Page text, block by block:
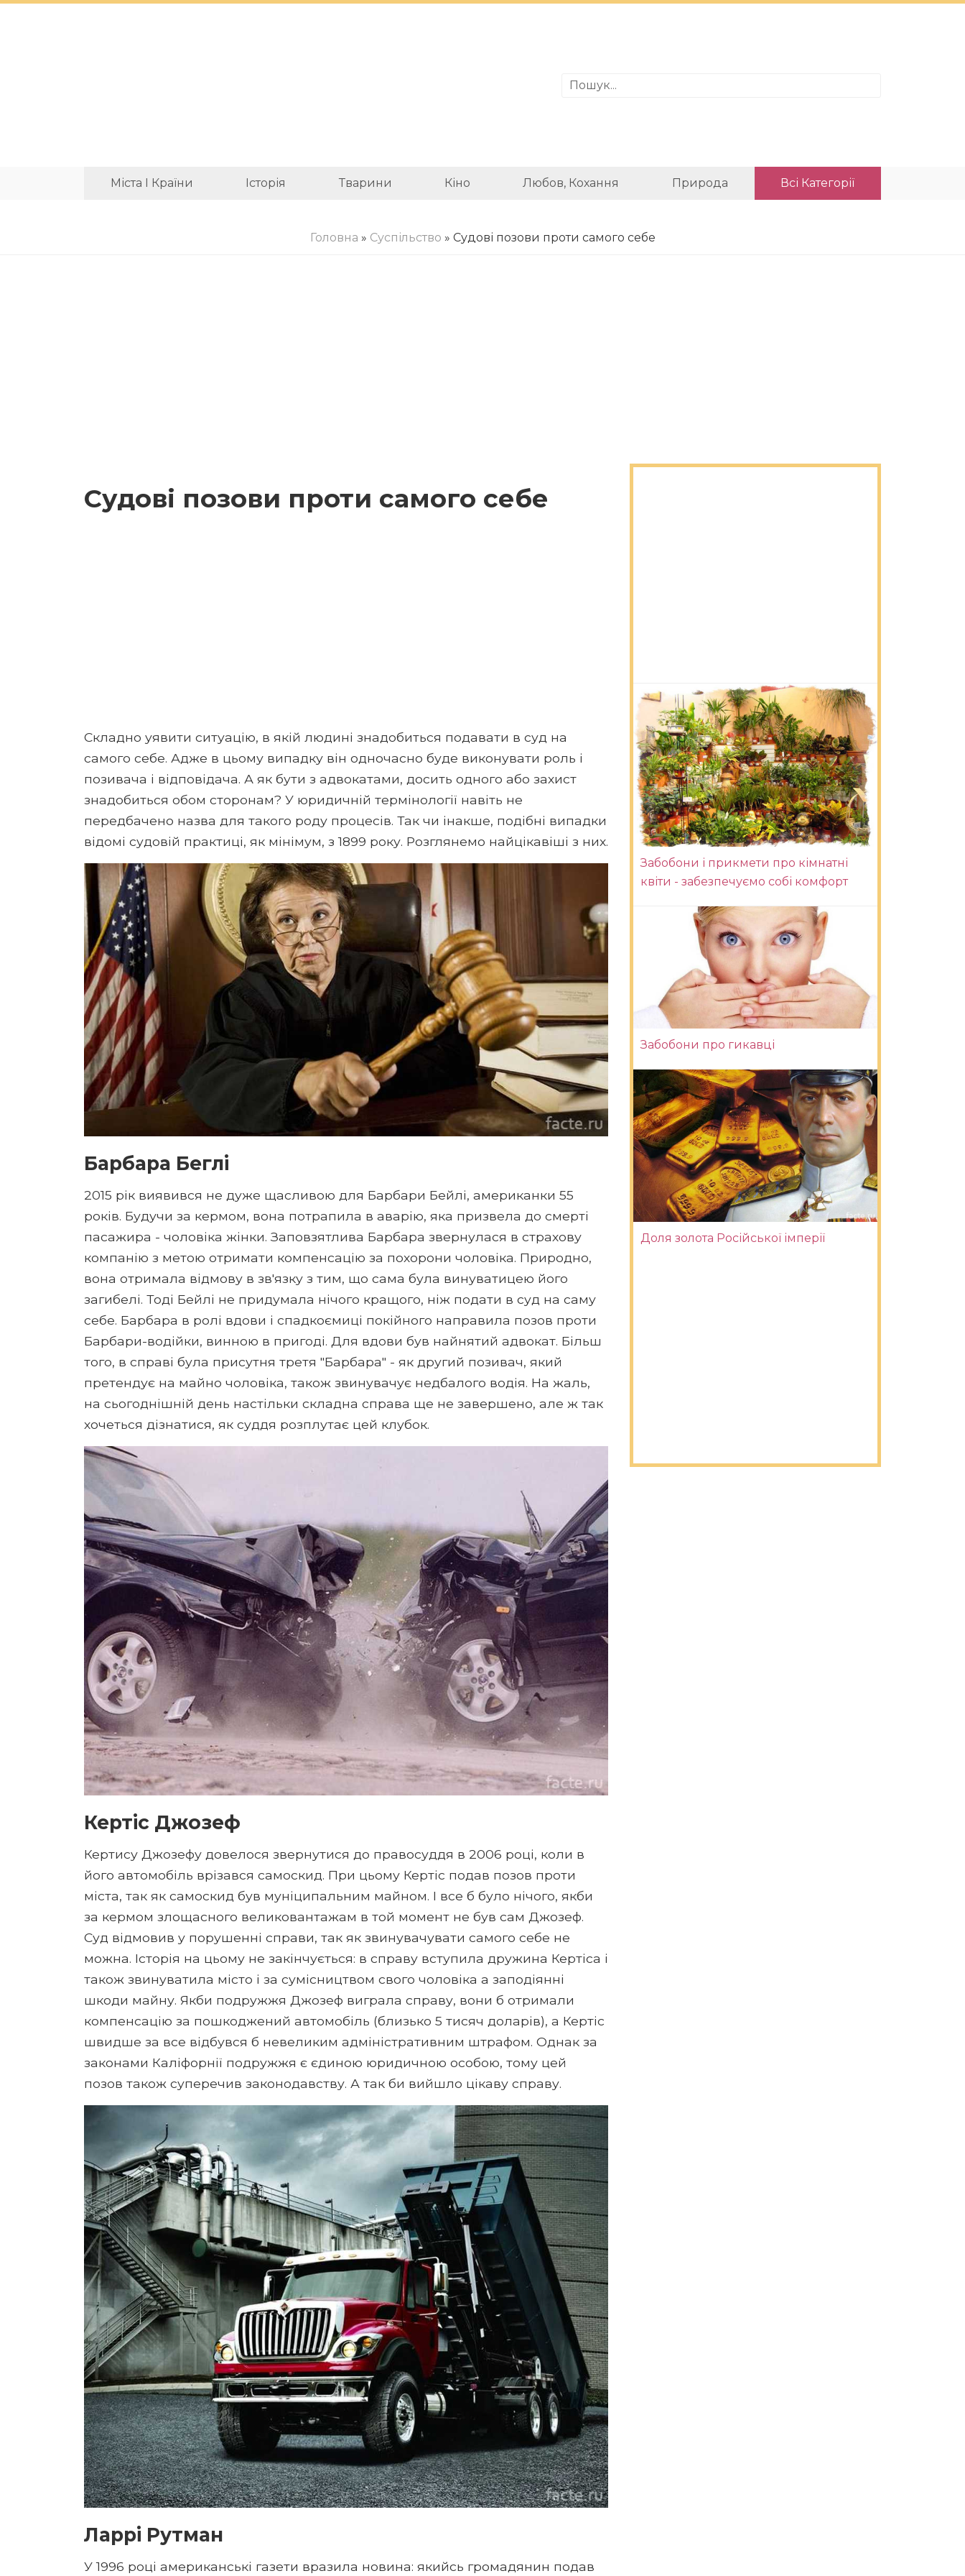
Міста І Країни Історія Тварини Кіно Любов, Кохання Природа Всі Категорії
Головна » Суспільство » Судові позови проти самого себе
Судові позови проти самого себе
Складно уявити ситуацію, в якій людині знадобиться подавати в суд на
самого себе. Адже в цьому випадку він одночасно буде виконувати роль і
позивача і відповідача. А як бути з адвокатами, досить одного або захист
знадобиться обом сторонам? У юридичній термінології навіть не
передбачено назва для такого роду процесів. Так чи інакше, подібні випадки
відомі судовій практиці, як мінімум, з 1899 року. Розглянемо найцікавіші з них.
Барбара Беглі
2015 рік виявився не дуже щасливою для Барбари Бейлі, американки 55
років. Будучи за кермом, вона потрапила в аварію, яка призвела до смерті
пасажира - чоловіка жінки. Заповзятлива Барбара звернулася в страхову
компанію з метою отримати компенсацію за похорони чоловіка. Природно,
вона отримала відмову в зв'язку з тим, що сама була винуватицею його
загибелі. Тоді Бейлі не придумала нічого кращого, ніж подати в суд на саму
себе. Барбара в ролі вдови і спадкоємиці покійного направила позов проти
Барбари-водійки, винною в пригоді. Для вдови був найнятий адвокат. Більш
того, в справі була присутня третя "Барбара" - як другий позивач, який
претендує на майно чоловіка, також звинувачує недбалого водія. На жаль,
на сьогоднішній день настільки складна справа ще не завершено, але ж так
хочеться дізнатися, як суддя розплутає цей клубок.
Кертіс Джозеф
Кертису Джозефу довелося звернутися до правосуддя в 2006 році, коли в
його автомобіль врізався самоскид. При цьому Кертіс подав позов проти
міста, так як самоскид був муніципальним майном. І все б було нічого, якби
за кермом злощасного великовантажам в той момент не був сам Джозеф.
Суд відмовив у порушенні справи, так як звинувачувати самого себе не
можна. Історія на цьому не закінчується: в справу вступила дружина Кертіса і
також звинуватила місто і за сумісництвом свого чоловіка а заподіянні
шкоди майну. Якби подружжя Джозеф виграла справу, вони б отримали
компенсацію за пошкоджений автомобіль (близько 5 тисяч доларів), а Кертіс
швидше за все відбувся б невеликим адміністративним штрафом. Однак за
законами Каліфорнії подружжя є єдиною юридичною особою, тому цей
позов також суперечив законодавству. А так би вийшло цікаву справу.
Ларрі Рутман
У 1996 році американські газети вразила новина: якийсь громадянин подав
Забобони і прикмети про кімнатні
квіти - забезпечуємо собі комфорт
Забобони про гикавці
Доля золота Російської імперії